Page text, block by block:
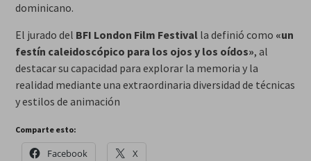
dominicano.
El jurado del BFI London Film Festivalla definió como «un
festín caleidoscópico para los ojos y los oídos», al
destacar su capacidad para explorar la memoria y la
realidad mediante una extraordinaria diversidad de técnicas
y estilos de animación
Comparte esto:
Facebook X